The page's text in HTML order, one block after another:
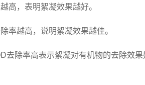
高，表明絮凝效果越好。
率越高，说明絮凝效果越佳。
除率高表示絮凝对有机物的去除效果